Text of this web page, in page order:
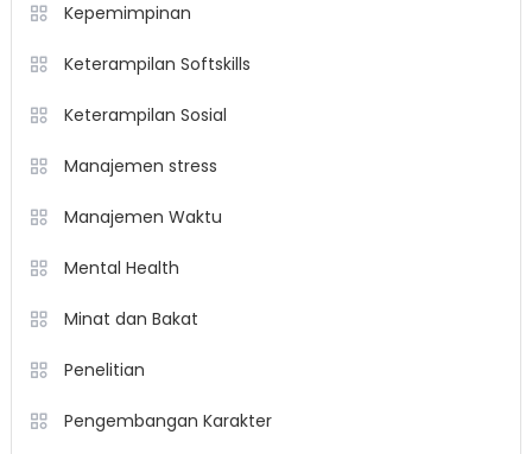
Kepemimpinan
Keterampilan Softskills
Keterampilan Sosial
Manajemen stress
Manajemen Waktu
Mental Health
Minat dan Bakat
Penelitian
Pengembangan Karakter